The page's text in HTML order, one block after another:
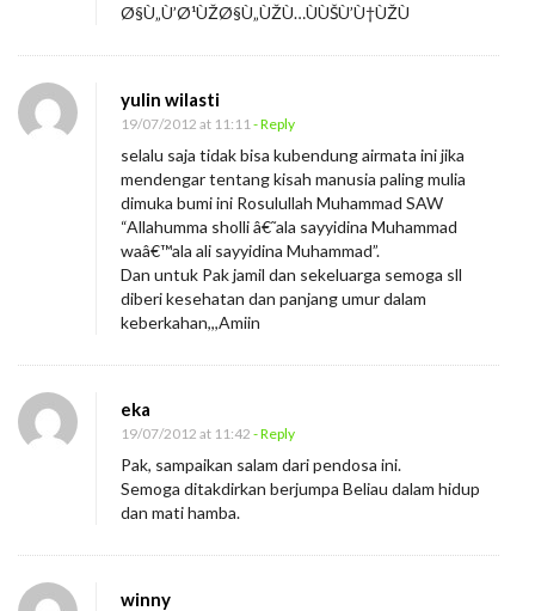
Ø§Ù„Ù’Ø¹ÙŽØ§Ù„ÙŽÙ…ÙÙŠÙ’Ù†ÙŽÙ
yulin wilasti
19/07/2012 at 11:11 - Reply
selalu saja tidak bisa kubendung airmata ini jika
mendengar tentang kisah manusia paling mulia
dimuka bumi ini Rosulullah Muhammad SAW
“Allahumma sholli â€˜ala sayyidina Muhammad
waâ€™ala ali sayyidina Muhammad”.
Dan untuk Pak jamil dan sekeluarga semoga sll
diberi kesehatan dan panjang umur dalam
keberkahan,,,Amiin
eka
19/07/2012 at 11:42 - Reply
Pak, sampaikan salam dari pendosa ini.
Semoga ditakdirkan berjumpa Beliau dalam hidup
dan mati hamba.
winny